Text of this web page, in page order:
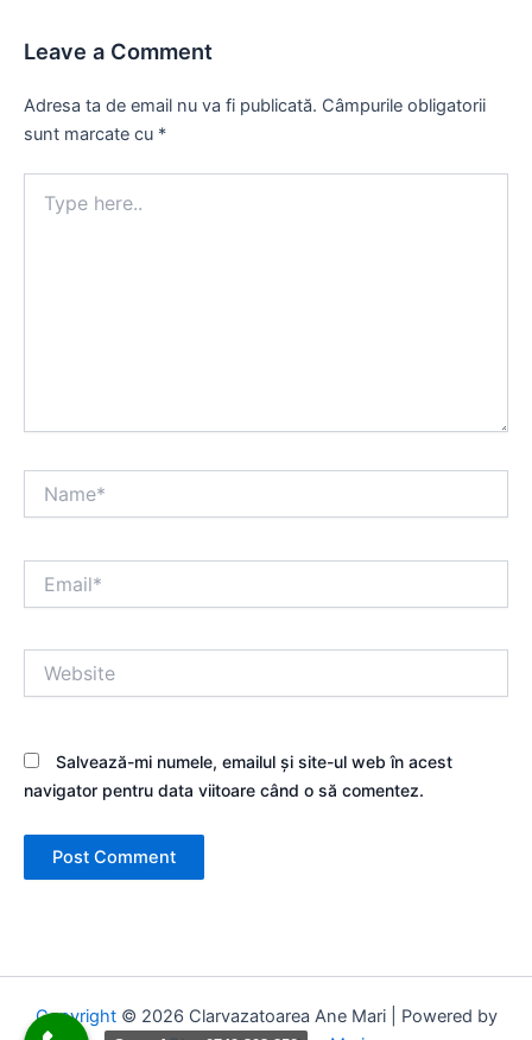
Leave a Comment
Adresa ta de email nu va fi publicată. Câmpurile obligatorii
sunt marcate cu *
here..
Salvează-mi numele, emailul și site-ul web în acest
navigator pentru data viitoare când o să comentez.
Copyright© 2026 Clarvazatoarea Ane Mari | Powered by